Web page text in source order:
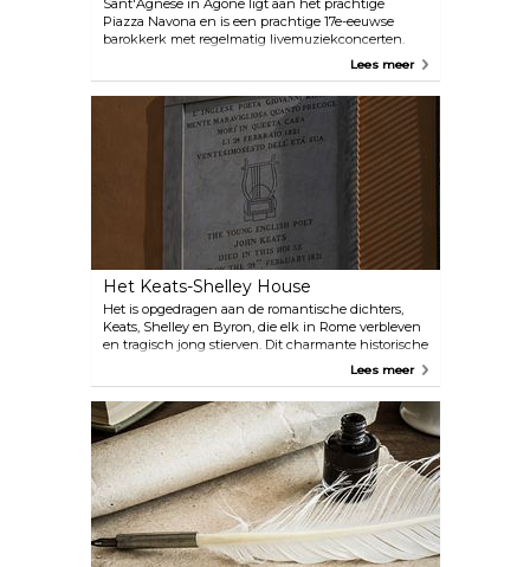
Sant'Agnese in Agone ligt aan het prachtige
Piazza Navona en is een prachtige 17e-eeuwse
barokkerk met regelmatig livemuziekconcerten.
Bewonder de prachtige binnenkant met fresco's
melodieën.
Lees meer
Het Keats-Shelley House
Het is opgedragen aan de romantische dichters,
Keats, Shelley en Byron, die elk in Rome verbleven
en tragisch jong stierven. Dit charmante historische
huis bevat een keten van kamers vol zeldzame
rustplaats. Er is ook een cadeauwinkel, een
introductiefilm en een ruim terras.
Lees meer